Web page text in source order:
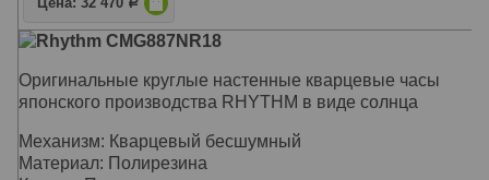
Цена: 32`470 Р
Rhythm CMG887NR18
Оригинальные круглые настенные кварцевые часы
японского производства RHYTHM в виде солнца
Механизм: Кварцевый бесшумный
Материал: Полирезина